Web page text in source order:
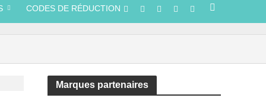
CODES DE RÉDUCTION
Marques partenaires